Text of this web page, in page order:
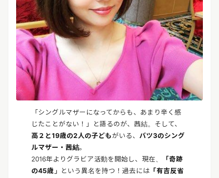
「シングルマザーになってからも、あまり辛く感
じたことがない！」と語るのが、茜結。そして、
高２と19歳の2人の子どもがいる、 バツ3のシング
ルマザー・茜結。
2016年よりグラビア活動を開始し、現在、
「奇跡
の45歳」
という異名を持つ！過去には「有吉反省